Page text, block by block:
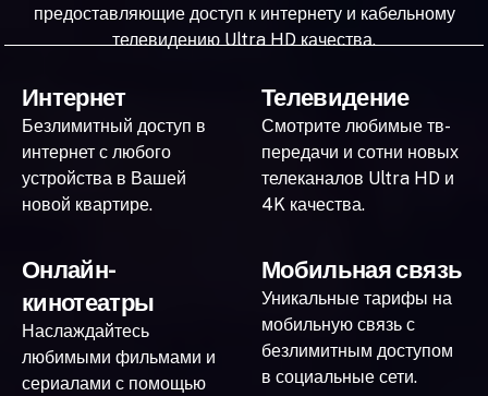
предоставляющие доступ к интернету и кабельному
телевидению Ultra HD качества.
Интернет
Безлимитный доступ в
интернет с любого
устройства в Вашей
новой квартире.
Телевидение
Смотрите любимые тв-
передачи и сотни новых
телеканалов Ultra HD и
4K качества.
Онлайн-
кинотеатры
Наслаждайтесь
любимыми фильмами и
сериалами с помощью
Мобильная связь
Уникальные тарифы на
мобильную связь с
безлимитным доступом
в социальные сети.